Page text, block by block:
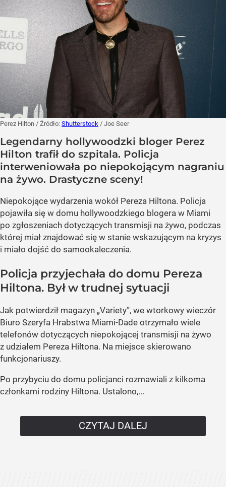
Perez Hilton / Źródło: Shutterstock / Joe Seer
Legendarny hollywoodzki bloger Perez
Hilton trafił do szpitala. Policja
interweniowała po niepokojącym nagraniu
na żywo. Drastyczne sceny!
Niepokojące wydarzenia wokół Pereza Hiltona. Policja
pojawiła się w domu hollywoodzkiego blogera w Miami
po zgłoszeniach dotyczących transmisji na żywo, podczas
której miał znajdować się w stanie wskazującym na kryzys
i miało dojść do samookaleczenia.
Policja przyjechała do domu Pereza
Hiltona. Był w trudnej sytuacji
Jak potwierdził magazyn „Variety”, we wtorkowy wieczór
Biuro Szeryfa Hrabstwa Miami-Dade otrzymało wiele
telefonów dotyczących niepokojącej transmisji na żywo
z udziałem Pereza Hiltona. Na miejsce skierowano
funkcjonariuszy.
Po przybyciu do domu policjanci rozmawiali z kilkoma
członkami rodziny Hiltona. Ustalono,...
CZYTAJ DALEJ